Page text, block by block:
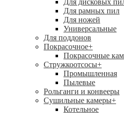
Для дисковых
Для рамных пил
Для ножей
Универсальные
Для поддонов
Покрасочное+
Покрасочные
Стружкоотсосы+
Промышленная
Пылевые
Рольганги и конвееры
Сушильные камеры+
Котельное